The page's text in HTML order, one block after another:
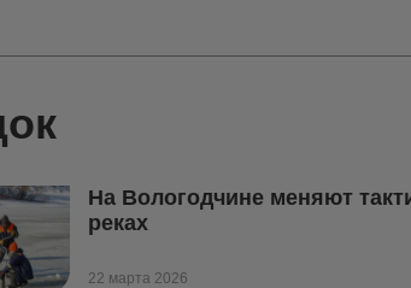
На Вологодчине меняют
реках
22 марта 2026